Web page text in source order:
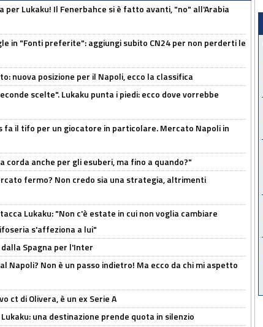
per Lukaku! Il Fenerbahce si è fatto avanti, "no" all'Arabia
in "Fonti preferite": aggiungi subito CN24 per non perderti le
nuova posizione per il Napoli, ecco la classifica
scelte". Lukaku punta i piedi: ecco dove vorrebbe
fa il tifo per un giocatore in particolare. Mercato Napoli in
corda anche per gli esuberi, ma fino a quando?"
fermo? Non credo sia una strategia, altrimenti
Lukaku: "Non c'è estate in cui non voglia cambiare
s'affeziona a lui"
Spagna per l'Inter
Napoli? Non è un passo indietro! Ma ecco da chi mi aspetto
ct di Olivera, è un ex Serie A
una destinazione prende quota in silenzio